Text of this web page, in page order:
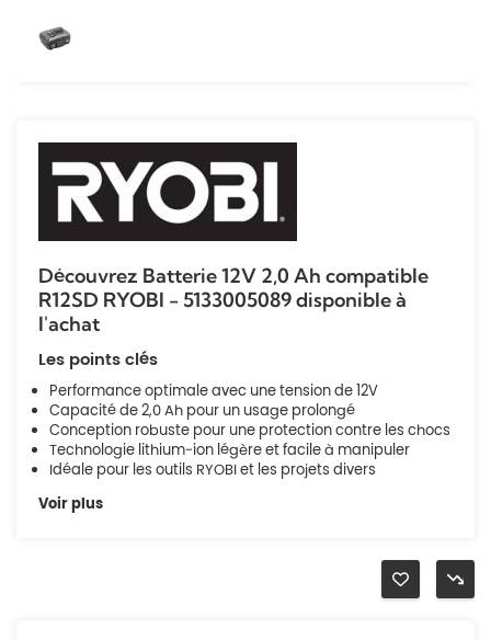
Découvrez Batterie 12V 2,0 Ah compatible
R12SD RYOBI - 5133005089 disponible à
l'achat
Les points clés
Performance optimale avec une tension de 12V
Capacité de 2,0 Ah pour un usage prolongé
Conception robuste pour une protection contre les chocs
Technologie lithium-ion légère et facile à manipuler
Idéale pour les outils RYOBI et les projets divers
Voir plus